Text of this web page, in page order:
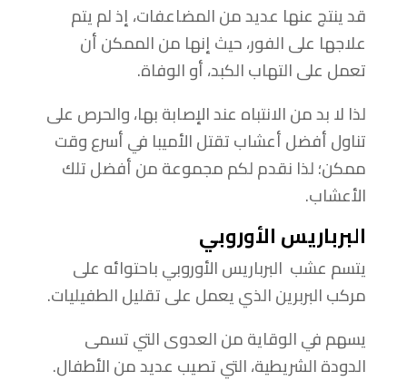
قد ينتج عنها عديد من المضاعفات، إذ لم يتم
علاجها على الفور، حيث إنها من الممكن أن
تعمل على التهاب الكبد، أو الوفاة.
لذا لا بد من الانتباه عند الإصابة بها، والحرص على
تناول أفضل أعشاب تقتل الأميبا في أسرع وقت
ممكن؛ لذا نقدم لكم مجموعة من أفضل تلك
الأعشاب.
البرباريس الأوروبي
يتسم عشب البرباريس الأوروبي باحتوائه على
مركب البربرين الذي يعمل على تقليل الطفيليات.
يسهم في الوقاية من العدوى التي تسمى
الدودة الشريطية، التي تصيب عديد من الأطفال.